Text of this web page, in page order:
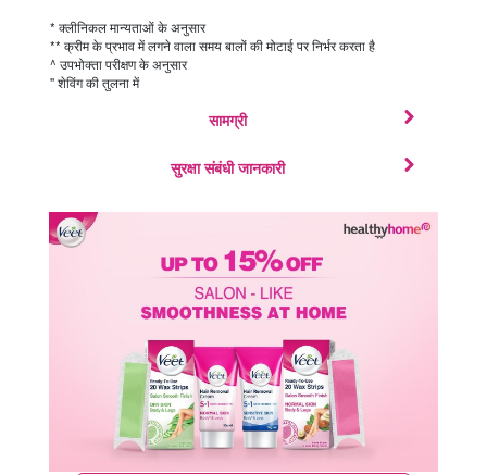
* क्लीनिकल मान्यताओं के अनुसार
** क्रीम के प्रभाव में लगने वाला समय बालों की मोटाई पर निर्भर करता है
^ उपभोक्ता परीक्षण के अनुसार
'' शेविंग की तुलना में
सामग्री
सुरक्षा संबंधी जानकारी